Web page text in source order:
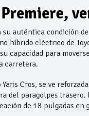
su auténtica condición
híbrido eléctrico de
capacidad para
carretera.
Cros, se ve
del paragolpes
de 18 pulgadas en